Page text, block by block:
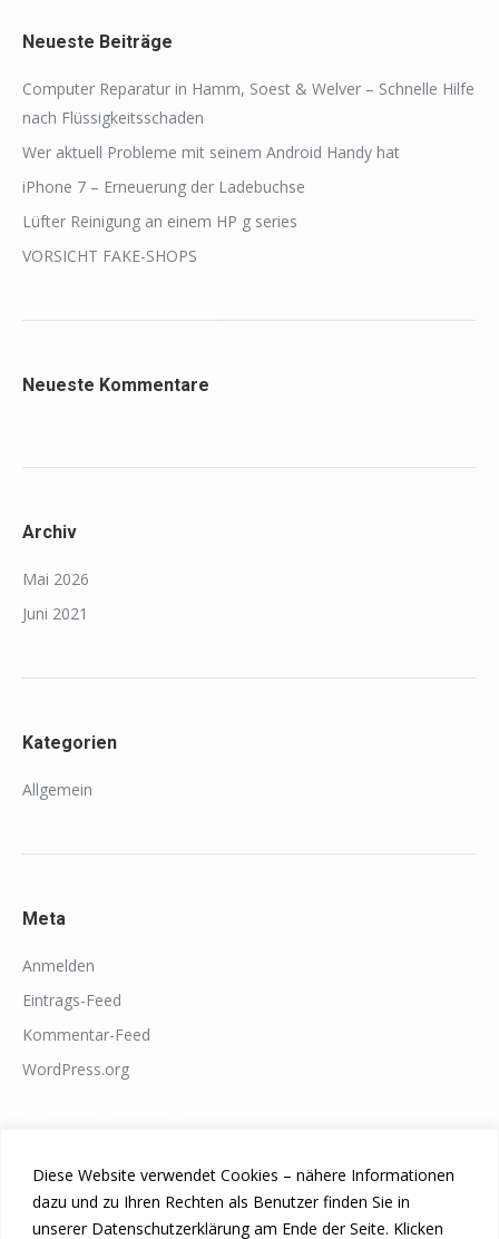
Diese Website verwendet Cookies – nähere Informationen
dazu und zu Ihren Rechten als Benutzer finden Sie in
unserer Datenschutzerklärung am Ende der Seite. Klicken
Neueste Beiträge
Computer Reparatur in Hamm, Soest & Welver – Schnelle Hilfe
nach Flüssigkeitsschaden
Wer aktuell Probleme mit seinem Android Handy hat
iPhone 7 – Erneuerung der Ladebuchse
Lüfter Reinigung an einem HP g series
VORSICHT FAKE-SHOPS
Neueste Kommentare
Archiv
Mai 2026
Juni 2021
Kategorien
Allgemein
Meta
Anmelden
Eintrags-Feed
Kommentar-Feed
WordPress.org